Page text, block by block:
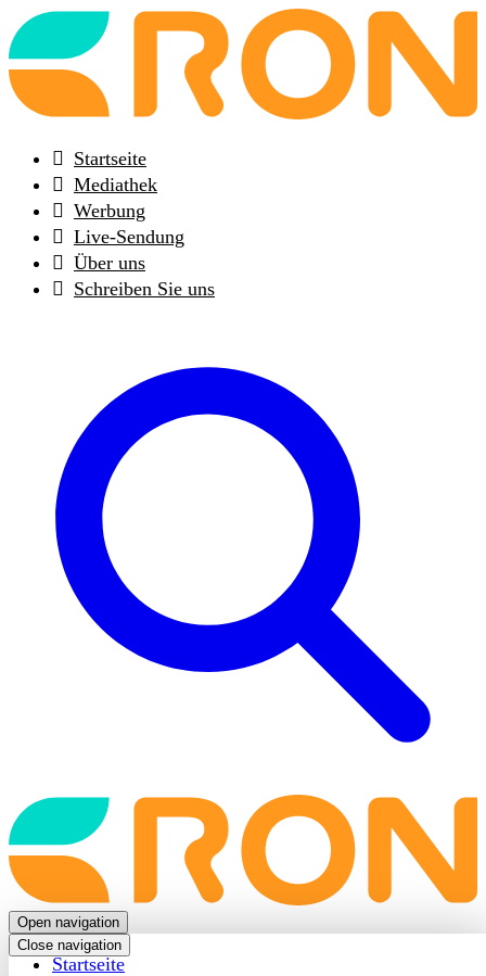
Back
to
frontpage
Startseite
Mediathek
Werbung
Live-Sendung
Über uns
Schreiben Sie uns
Back
to
frontpage
Open navigation
Close navigation
Startseite